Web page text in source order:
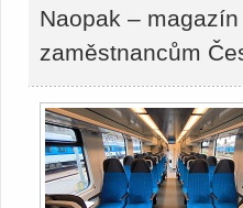
Naopak –
zaměstnancům